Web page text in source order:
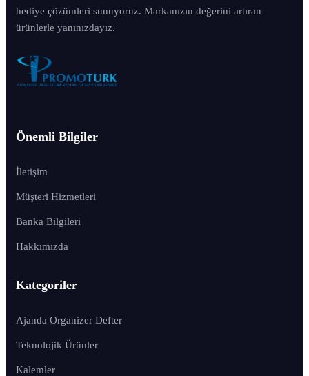
hediye çözümleri sunuyoruz. Markanızın değerini artıran
ürünlerle yanınızdayız.
Önemli Bilgiler
İletişim
Müşteri Hizmetleri
Banka Bilgileri
Hakkımızda
Kategoriler
Ajanda Organizer Defter
Teknolojik Ürünler
Kalemler